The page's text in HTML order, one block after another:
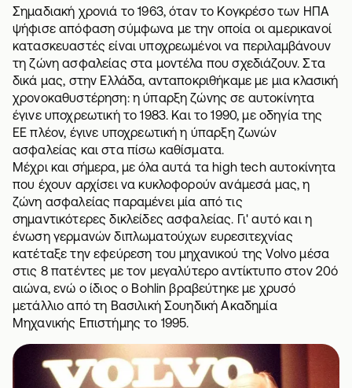
Σημαδιακή χρονιά το 1963, όταν το Κογκρέσο των ΗΠΑ
ψήφισε απόφαση σύμφωνα με την οποία οι αμερικανοί
κατασκευαστές είναι υποχρεωμένοι να περιλαμβάνουν
τη ζώνη ασφαλείας στα μοντέλα που σχεδιάζουν. Στα
δικά μας, στην Ελλάδα, ανταποκριθήκαμε με μια κλασική
χρονοκαθυστέρηση: η ύπαρξη ζώνης σε αυτοκίνητα
έγινε υποχρεωτική το 1983. Και το 1990, με οδηγία της
ΕΕ πλέον, έγινε υποχρεωτική η ύπαρξη ζωνών
ασφαλείας και στα πίσω καθίσματα.
Μέχρι και σήμερα, με όλα αυτά τα high tech αυτοκίνητα
που έχουν αρχίσει να κυκλοφορούν ανάμεσά μας, η
ζώνη ασφαλείας παραμένει μία από τις
σημαντικότερες δικλείδες ασφαλείας. Γι' αυτό και η
ένωση γερμανών διπλωματούχων ευρεσιτεχνίας
κατέταξε την εφεύρεση του μηχανικού της Volvo μέσα
στις 8 πατέντες με τον μεγαλύτερο αντίκτυπο στον 20ό
αιώνα, ενώ ο ίδιος ο Bohlin βραβεύτηκε με χρυσό
μετάλλιο από τη Βασιλική Σουηδική Ακαδημία
Μηχανικής Επιστήμης το 1995.